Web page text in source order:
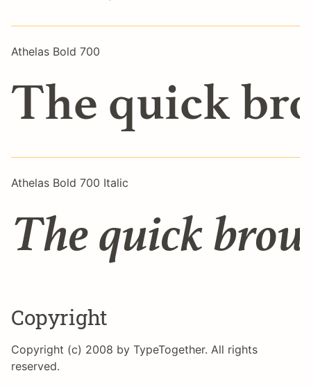
Athelas Bold 700
The quick
Athelas Bold 700 Italic
The quick
Copyright
Copyright (c) 2008 by TypeTogether. All rights
reserved.